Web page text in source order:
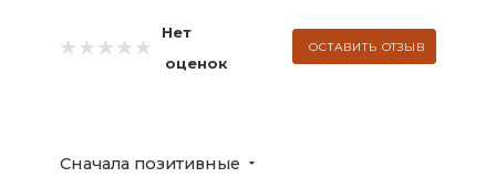
Нет
оценок
ОСТАВИТЬ ОТЗЫВ
Сначала позитивные